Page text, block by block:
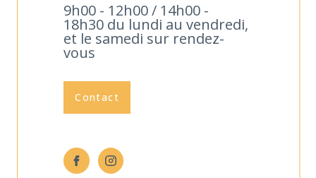
9h00 - 12h00 / 14h00 -
18h30 du lundi au vendredi,
et le samedi sur rendez-
vous
Contact